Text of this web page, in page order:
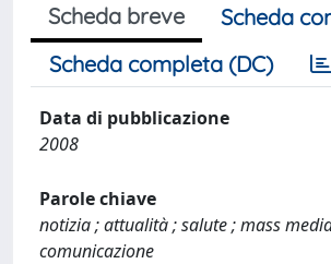
Scheda breve
Scheda
Scheda completa (DC)
Data di pubblicazione
2008
Parole chiave
notizia ; attualità ; salute ; mass
comunicazione